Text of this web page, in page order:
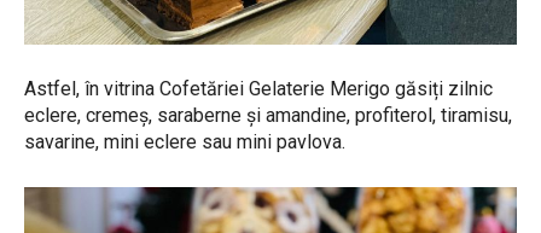
Astfel, în vitrina Cofetăriei Gelaterie Merigo găsiți zilnic
eclere, cremeș, saraberne și amandine, profiterol, tiramisu,
savarine, mini eclere sau mini pavlova.